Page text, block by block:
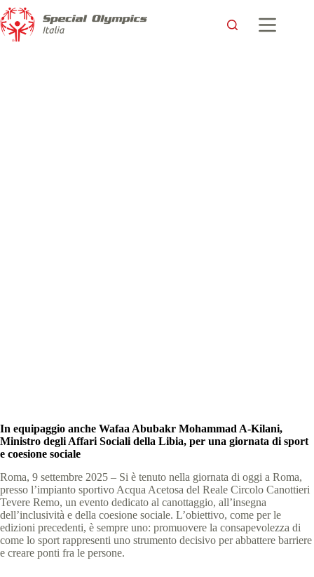
In equipaggio anche Wafaa Abubakr Mohammad A-Kilani,
Ministro degli Affari Sociali della Libia, per una giornata di sport
e coesione sociale
Roma, 9 settembre 2025 – Si è tenuto nella giornata di oggi a Roma,
presso l’impianto sportivo Acqua Acetosa del Reale Circolo Canottieri
Tevere Remo, un evento dedicato al canottaggio, all’insegna
dell’inclusività e della coesione sociale. L’obiettivo, come per le
edizioni precedenti, è sempre uno: promuovere la consapevolezza di
come lo sport rappresenti uno strumento decisivo per abbattere barriere
e creare ponti fra le persone.